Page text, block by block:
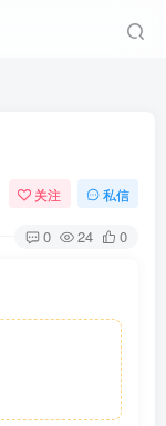
关注 私信
0 24 0